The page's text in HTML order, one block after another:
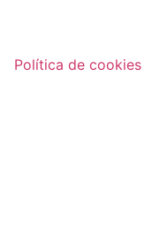
Política de cookies